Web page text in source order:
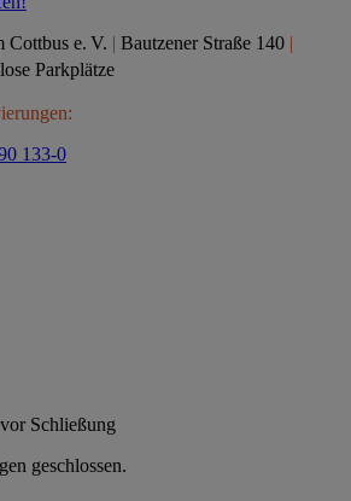
Cottbus e. V. | Bautzener Straße 140 |
Parkplätze
133-0
Schließung
geschlossen.